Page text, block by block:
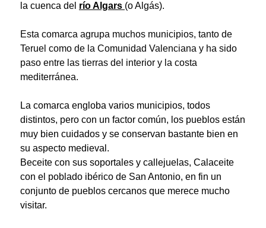
la cuenca del río Algars (o Algás).
Esta comarca agrupa muchos municipios, tanto de
Teruel como de la Comunidad Valenciana y ha sido
paso entre las tierras del interior y la costa
mediterránea.
La comarca engloba varios municipios, todos
distintos, pero con un factor común, los pueblos están
muy bien cuidados y se conservan bastante bien en
su aspecto medieval.
Beceite con sus soportales y callejuelas, Calaceite
con el poblado ibérico de San Antonio, en fin un
conjunto de pueblos cercanos que merece mucho
visitar.